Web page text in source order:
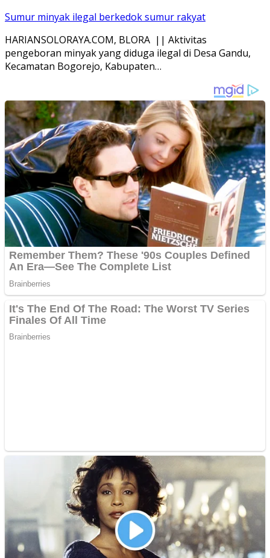
Sumur minyak ilegal berkedok sumur rakyat
HARIANSOLORAYA.COM, BLORA || Aktivitas
pengeboran minyak yang diduga ilegal di Desa Gandu,
Kecamatan Bogorejo, Kabupaten…